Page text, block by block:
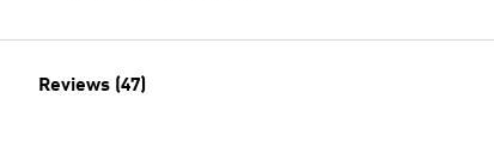
Reviews (47)